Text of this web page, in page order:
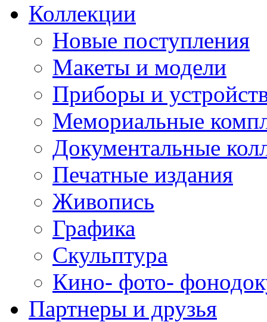
Коллекции
Новые поступления
Макеты и модели
Приборы и
Мемориальные
Документальные
Печатные издания
Живопись
Графика
Скульптура
Кино- фото-
Партнеры и друзья